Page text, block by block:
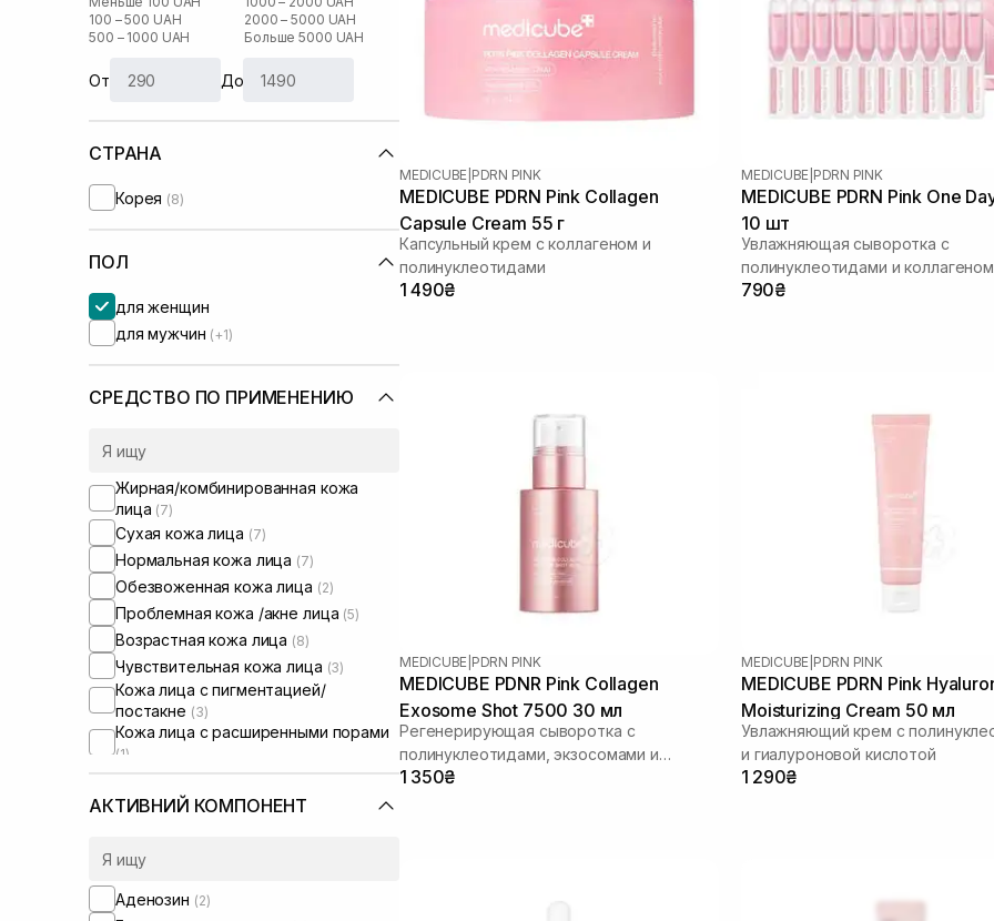
100 – 500 UAH
500 – 1000 UAH
2000 – 5000 UAH
Больше 5000 UAH
От До
СТРАНА
Корея (8)
ПОЛ
для женщин
для мужчин (+1)
СРЕДСТВО ПО ПРИМЕНЕНИЮ
Жирная/комбинированная кожа
лица (7)
Сухая кожа лица (7)
Нормальная кожа лица (7)
Обезвоженная кожа лица (2)
Проблемная кожа /акне лица (5)
Возрастная кожа лица (8)
Чувствительная кожа лица (3)
Кожа лица с пигментацией/
постакне (3)
Кожа лица с расширенными порами
(1)
Кожа лица с нарушенным
барьером(2)
Кожа лица с нарушенным
Увлажняющие сыворотки для лица
АКТИВНИЙ КОМПОНЕНТ
Аденозин (2)
MEDICUBE PDRN PINK
MEDICUBE PDRN Pink Collagen
Capsule Cream 55 г
Капсульный крем с коллагеном и
полинуклеотидами
1 490₴
MEDICUBE PDRN PINK
MEDICUBE PDRN Pink One
10 шт
Увлажняющая сыворотка с
полинуклеотидами и
сияния кожи
790₴
MEDICUBE PDRN PINK
MEDICUBE PDNR Pink Collagen
Exosome Shot 7500 30 мл
Регенерирующая сыворотка с
полинуклеотидами, экзосомами и
спикулами
1 350₴
MEDICUBE PDRN PINK
MEDICUBE PDRN Pink
Moisturizing Cream 50 мл
Увлажняющий крем с
и гиалуроновой кислотой
1 290₴